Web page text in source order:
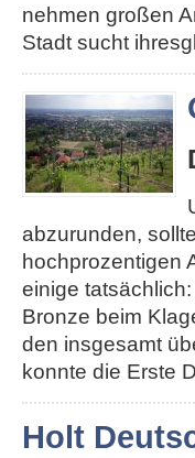
nehmen großen
Stadt sucht
abzurunden,
hochprozentigen
einige
Bronze beim
den insgesamt
konnte die Erste
Holt